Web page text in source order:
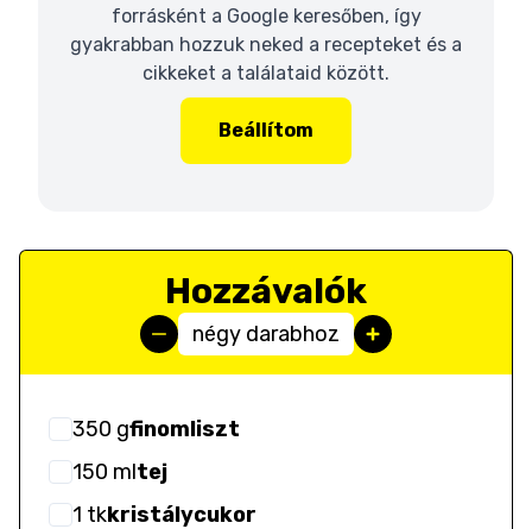
forrásként a Google keresőben, így
gyakrabban hozzuk neked a recepteket és a
cikkeket a találataid között.
Beállítom
Hozzávalók
négy darabhoz
350 gfinomliszt
150 mltej
1 tkkristálycukor